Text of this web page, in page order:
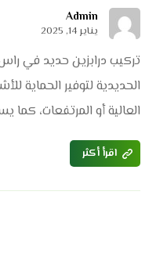
Admin
يناير 14, 2025
تركيب درابزين حديد في
الحديدية لتوفير الحماية
العالية أو المرتفعات،
اقرأ أكثر